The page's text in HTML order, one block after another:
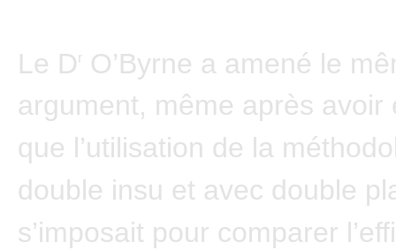
Le Dr
O’Byrne a amené le
argument, même après avoir
que l’utilisation de la
double insu et avec double
s’imposait pour comparer